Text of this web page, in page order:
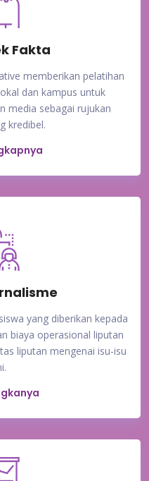
Fakta
memberikan pelatihan
dan kampus untuk
media sebagai rujukan
kredibel.
yang diberikan kepada
biaya operasional liputan
liputan mengenai isu-isu